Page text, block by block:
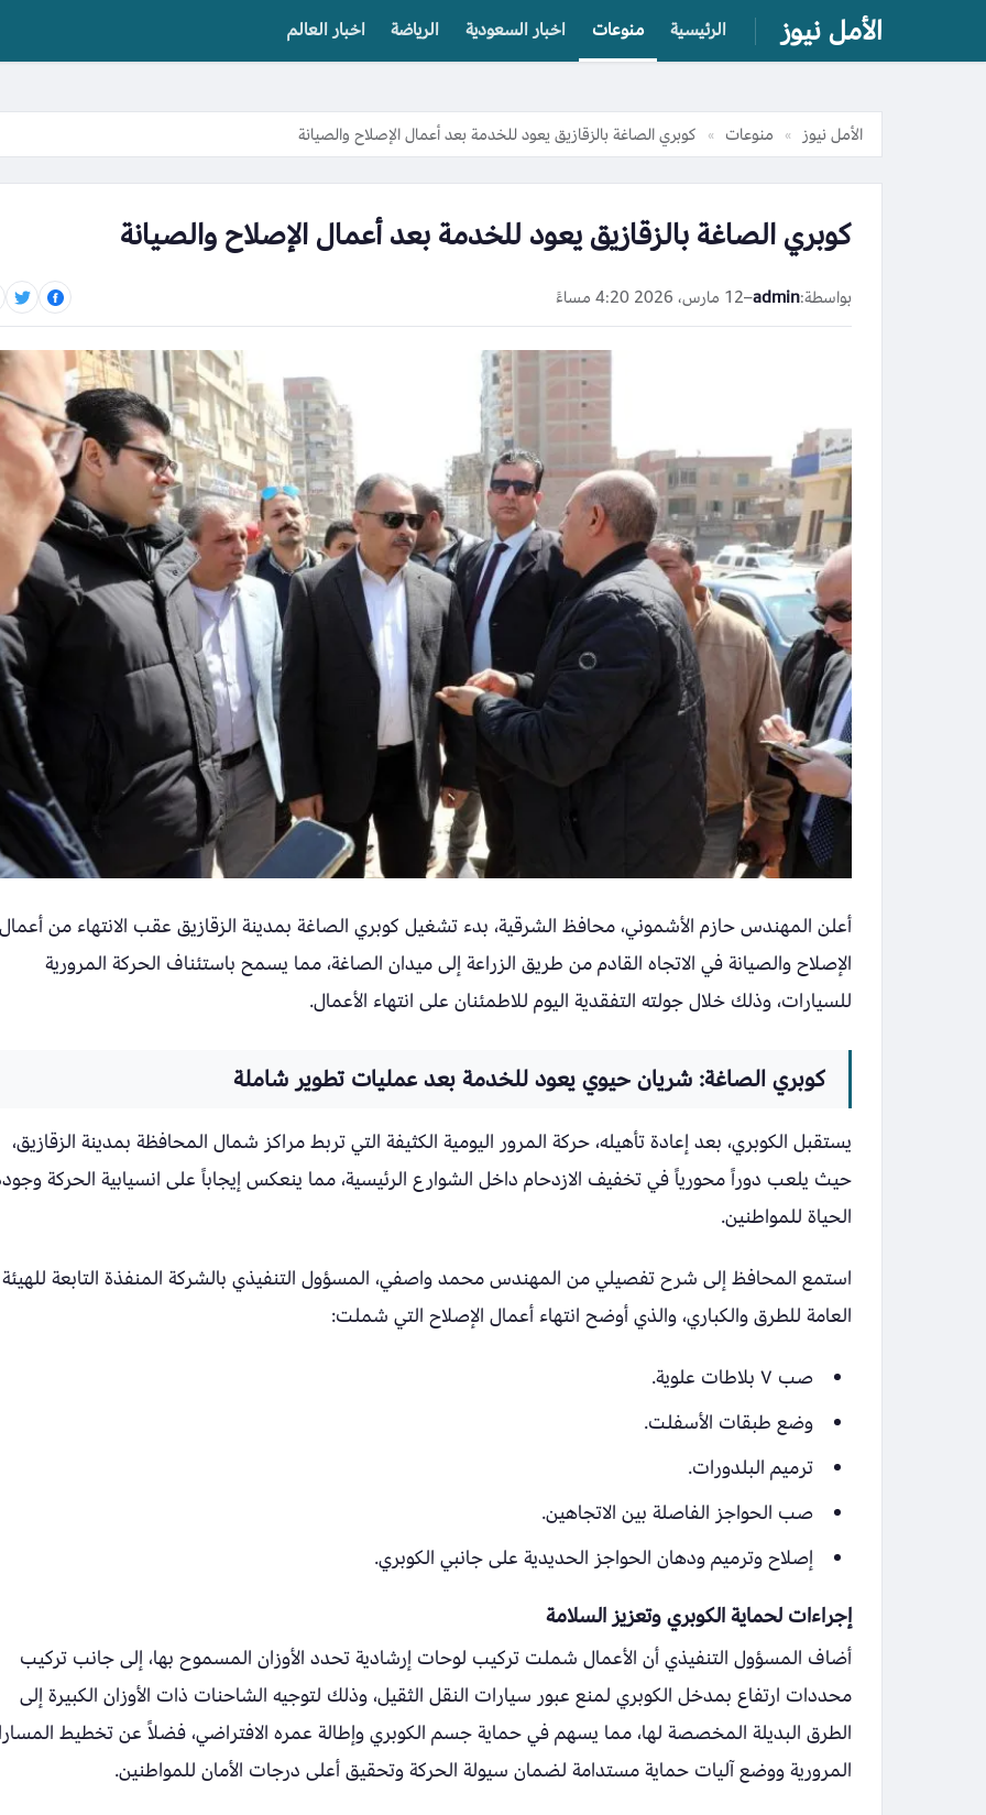
الأمل نيوز الرئيسية منوعات اخبار السعودية الرياضة اخبار العالم
الأمل نيوز » منوعات » كوبري الصاغة بالزقازيق يعود للخدمة بعد أعمال الإصلاح والصيانة
كوبري الصاغة بالزقازيق يعود للخدمة بعد أعمال الإصلاح والصيانة
بواسطة:admin
–12 مارس، 2026 4:20 مساءً
أعلن المهندس حازم الأشموني، محافظ الشرقية، بدء تشغيل كوبري الصاغة بمدينة الزقازيق عقب الانتهاء من
الإصلاح والصيانة في الاتجاه القادم من طريق الزراعة إلى ميدان الصاغة، مما يسمح باستئناف الحركة المرورية
للسيارات، وذلك خلال جولته التفقدية اليوم للاطمئنان على انتهاء الأعمال.
كوبري الصاغة: شريان حيوي يعود للخدمة بعد عمليات تطوير شاملة
يستقبل الكوبري، بعد إعادة تأهيله، حركة المرور اليومية الكثيفة التي تربط مراكز شمال المحافظة بمدينة الزقازيق،
حيث يلعب دوراً محورياً في تخفيف الازدحام داخل الشوارع الرئيسية، مما ينعكس إيجاباً على انسيابية الحركة
الحياة للمواطنين.
استمع المحافظ إلى شرح تفصيلي من المهندس محمد واصفي، المسؤول التنفيذي بالشركة المنفذة التابعة للهيئة
العامة للطرق والكباري، والذي أوضح انتهاء أعمال الإصلاح التي شملت:
صب ٧ بلاطات علوية.
وضع طبقات الأسفلت.
ترميم البلدورات.
صب الحواجز الفاصلة بين الاتجاهين.
إصلاح وترميم ودهان الحواجز الحديدية على جانبي الكوبري.
إجراءات لحماية الكوبري وتعزيز السلامة
أضاف المسؤول التنفيذي أن الأعمال شملت تركيب لوحات إرشادية تحدد الأوزان المسموح بها، إلى جانب تركيب
محددات ارتفاع بمدخل الكوبري لمنع عبور سيارات النقل الثقيل، وذلك لتوجيه الشاحنات ذات الأوزان الكبيرة إلى
الطرق البديلة المخصصة لها، مما يسهم في حماية جسم الكوبري وإطالة عمره الافتراضي، فضلاً عن تخطيط
المرورية ووضع آليات حماية مستدامة لضمان سيولة الحركة وتحقيق أعلى درجات الأمان للمواطنين.